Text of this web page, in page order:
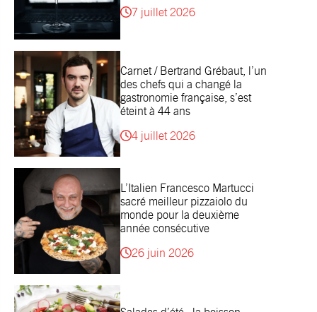
7 juillet 2026
Carnet / Bertrand Grébaut, l’un
des chefs qui a changé la
gastronomie française, s’est
éteint à 44 ans
4 juillet 2026
L’Italien Francesco Martucci
sacré meilleur pizzaiolo du
monde pour la deuxième
année consécutive
26 juin 2026